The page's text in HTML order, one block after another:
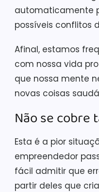
automaticamente
possíveis conflitos
Afinal, estamos
com nossa vida
que nossa mente
novas coisas
Não se cobre
Esta é a pior
empreendedor
fácil admitir que
partir deles que